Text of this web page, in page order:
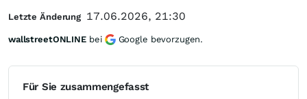
Für Sie zusammengefasst
Letzte Änderung 17.06.2026, 21:30
wallstreetONLINE bei Google bevorzugen.